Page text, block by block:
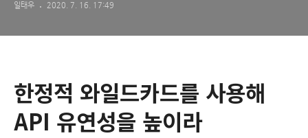
일태우 2020. 7. 16. 17:49
한정적 와일드카드를 사용해
API 유연성을 높이라